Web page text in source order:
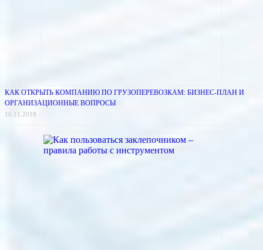
КАК ОТКРЫТЬ КОМПАНИЮ ПО ГРУЗОПЕРЕВОЗКАМ: БИЗНЕС-ПЛАН И
ОРГАНИЗАЦИОННЫЕ ВОПРОСЫ
16.11.2018